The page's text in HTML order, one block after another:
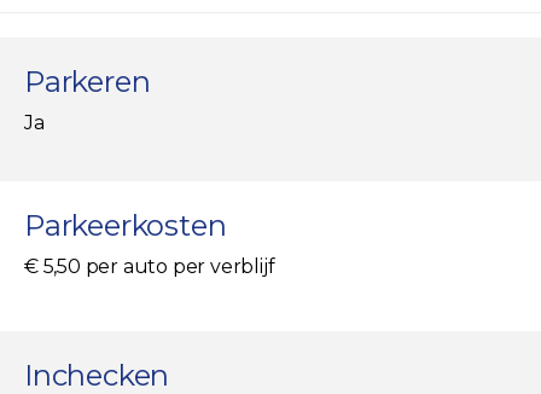
Parkeren
Ja
Parkeerkosten
€ 5,50 per auto per verblijf
Inchecken